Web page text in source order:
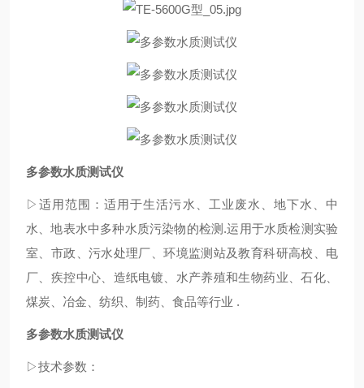
多参数水质测试仪
▷适用范围：适用于生活污水、工业废水、地下水、中
水、地表水中多种水质污染物的检测.运用于水质检测实验
室、市政、污水处理厂、环境监测站及教育科研高校、电
厂、疾控中心、造纸电镀、水产养殖和生物药业、石化、
煤炭、冶金、纺织、制药、食品等行业 .
多参数水质测试仪
▷技术参数：